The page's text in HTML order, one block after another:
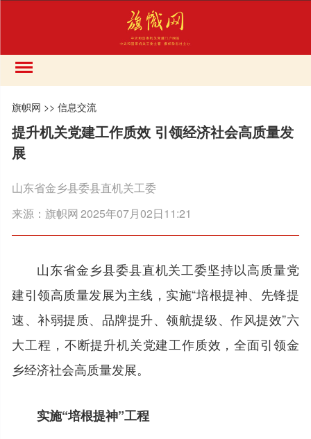
旗帜网 >>信息交流
提升机关党建工作质效 引领经济社会高质量发
展
山东省金乡县委县直机关工委
来源：旗帜网2025年07月02日11:21
山东省金乡县委县直机关工委坚持以高质量党
建引领高质量发展为主线，实施“培根提神、先锋提
速、补弱提质、品牌提升、领航提级、作风提效”六
大工程，不断提升机关党建工作质效，全面引领金
乡经济社会高质量发展。
实施“培根提神”工程